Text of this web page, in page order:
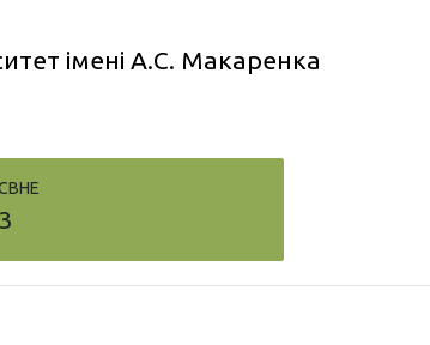
імені А.С. Макаренка
3